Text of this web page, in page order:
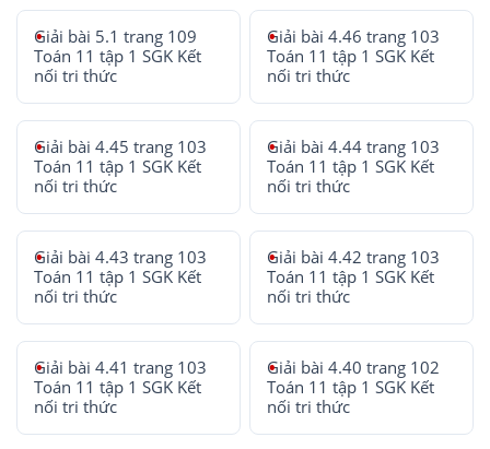
Giải bài 5.1 trang 109
Toán 11 tập 1 SGK Kết
nối tri thức
Giải bài 4.46 trang 103
Toán 11 tập 1 SGK Kết
nối tri thức
Giải bài 4.45 trang 103
Toán 11 tập 1 SGK Kết
nối tri thức
Giải bài 4.44 trang 103
Toán 11 tập 1 SGK Kết
nối tri thức
Giải bài 4.43 trang 103
Toán 11 tập 1 SGK Kết
nối tri thức
Giải bài 4.42 trang 103
Toán 11 tập 1 SGK Kết
nối tri thức
Giải bài 4.41 trang 103
Toán 11 tập 1 SGK Kết
nối tri thức
Giải bài 4.40 trang 102
Toán 11 tập 1 SGK Kết
nối tri thức